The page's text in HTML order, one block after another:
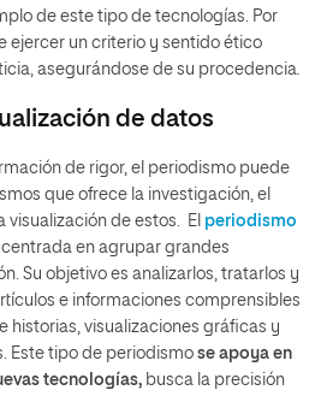
de este tipo de tecnologías. Por
ejercer un criterio y sentido ético
asegurándose de su procedencia
de datos
de rigor, el periodismo puede
que ofrece la investigación, el
de estos. El periodismo
en agrupar grandes
Su objetivo es analizarlos, tratarlos y
e informaciones comprensibles
historias, visualizaciones gráficas y
Este tipo de periodismo se apoya en
tecnologías, busca la precisión